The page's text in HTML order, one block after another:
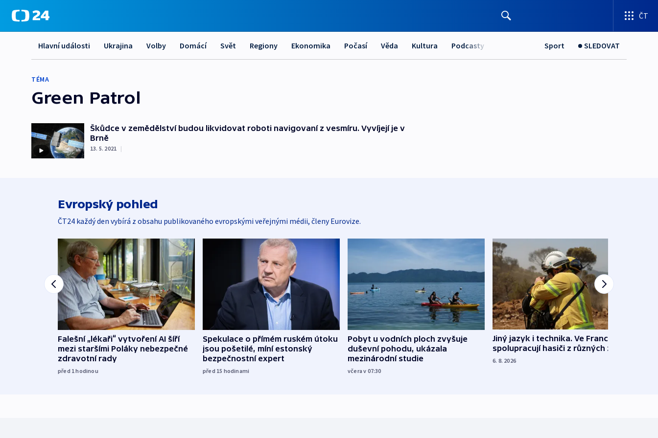
ČT
Hlavní události Ukrajina Volby Domácí Svět Regiony Ekonomika Počasí Věda Kultura Podcasty Sport SLEDOVAT
TÉMA
Green Patrol
Škůdce v zemědělství budou likvidovat roboti navigovaní z vesmíru. Vyvíjejí je v
Brně
13. 5. 2021 |
Evropský pohled
ČT24 každý den vybírá z obsahu publikovaného evropskými veřejnými médii, členy Eurovize.
Falešní „lékaři“ vytvoření AI šíří
mezi staršími Poláky nebezpečné
zdravotní rady
před 1hodinou
Spekulace o přímém ruském útoku
jsou pošetilé, míní estonský
bezpečnostní expert
před 15 hodinami
Pobyt u vodních ploch zvyšuje
duševní pohodu, ukázala
mezinárodní studie
včera v 07:30
Jiný jazyk i technika. Ve Francii
spolupracují hasiči z různých zemí
6. 8. 2026